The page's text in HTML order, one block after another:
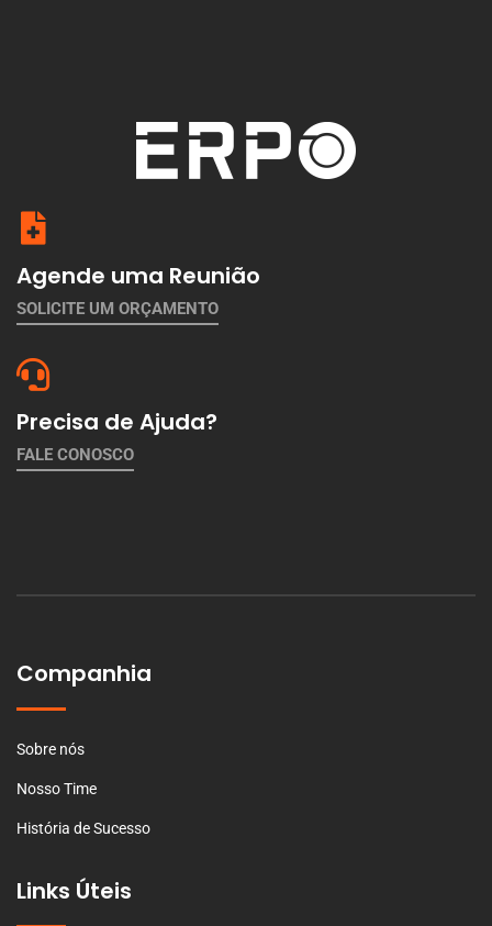
Agende uma Reunião
SOLICITE UM ORÇAMENTO
Precisa de Ajuda?
FALE CONOSCO
Companhia
Sobre nós
Nosso Time
História de Sucesso
Links Úteis